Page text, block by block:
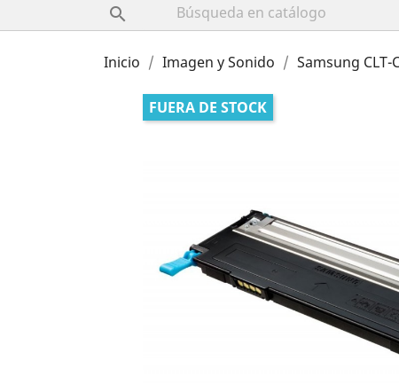

Inicio Imagen y Sonido Samsung
FUERA DE STOCK